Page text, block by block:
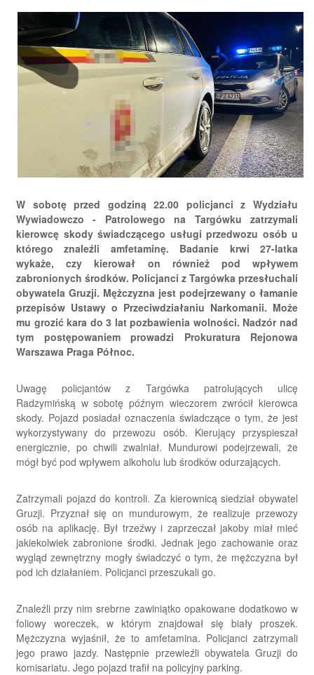
W sobotę przed godziną 22.00 policjanci z Wydziału
Wywiadowczo - Patrolowego na Targówku zatrzymali
kierowcę skody świadczącego usługi przedwozu osób u
którego znaleźli amfetaminę. Badanie krwi 27-latka
wykaże, czy kierował on również pod wpływem
zabronionych środków. Policjanci z Targówka przesłuchali
obywatela Gruzji. Mężczyzna jest podejrzewany o łamanie
przepisów Ustawy o Przeciwdziałaniu Narkomanii. Może
mu grozić kara do 3 lat pozbawienia wolności. Nadzór nad
tym postępowaniem prowadzi Prokuratura Rejonowa
Warszawa Praga Północ.
Uwagę policjantów z Targówka patrolujących ulicę
Radzymińską w sobotę późnym wieczorem zwrócił kierowca
skody. Pojazd posiadał oznaczenia świadczące o tym, że jest
wykorzystywany do przewozu osób. Kierujący przyspieszał
energicznie, po chwili zwalniał. Mundurowi podejrzewali, że
mógł być pod wpływem alkoholu lub środków odurzających.
Zatrzymali pojazd do kontroli. Za kierownicą siedział obywatel
Gruzji. Przyznał się on mundurowym, że realizuje przewozy
osób na aplikację. Był trzeźwy i zaprzeczał jakoby miał mieć
jakiekolwiek zabronione środki. Jednak jego zachowanie oraz
wygląd zewnętrzny mogły świadczyć o tym, że mężczyzna był
pod ich działaniem. Policjanci przeszukali go.
Znaleźli przy nim srebrne zawiniątko opakowane dodatkowo w
foliowy woreczek, w którym znajdował się biały proszek.
Mężczyzna wyjaśnił, że to amfetamina. Policjanci zatrzymali
jego prawo jazdy. Następnie przewieźli obywatela Gruzji do
komisariatu. Jego pojazd trafił na policyjny parking.